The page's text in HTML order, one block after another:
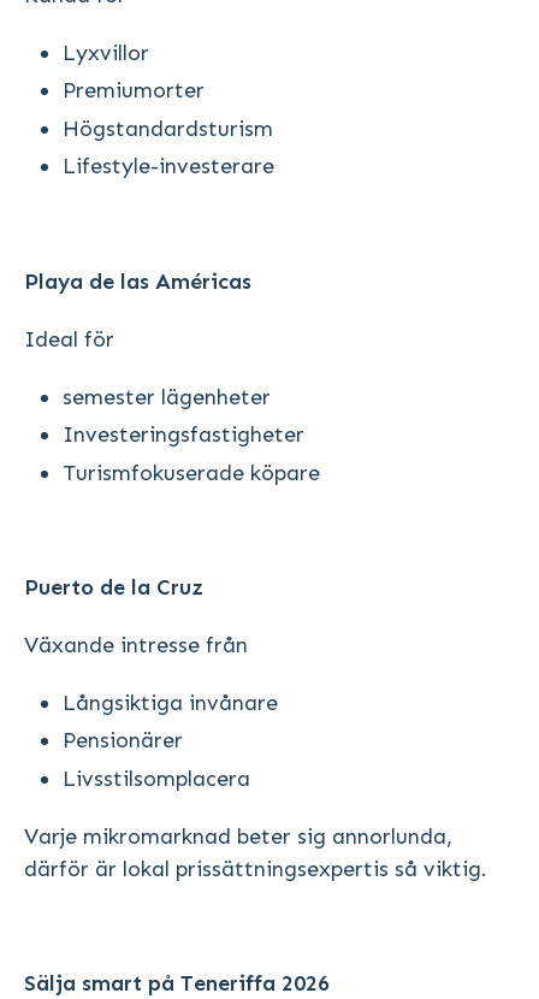
Lyxvillor
Premiumorter
Högstandardsturism
Lifestyle-investerare
Playa de las Américas
Ideal för
semester lägenheter
Investeringsfastigheter
Turismfokuserade köpare
Puerto de la Cruz
Växande intresse från
Långsiktiga invånare
Pensionärer
Livsstilsomplacera
Varje mikromarknad beter sig annorlunda,
därför är lokal prissättningsexpertis så viktig.
Sälja smart på Teneriffa 2026